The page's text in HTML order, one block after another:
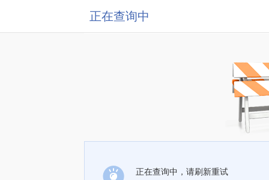
正在查询中
正在查询中，请刷新重试